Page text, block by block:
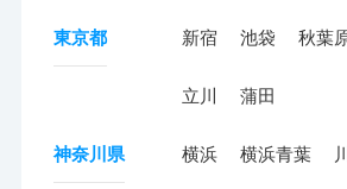
東京都 新宿 池袋 秋葉
立川 蒲田
神奈川県 横浜 横浜青葉